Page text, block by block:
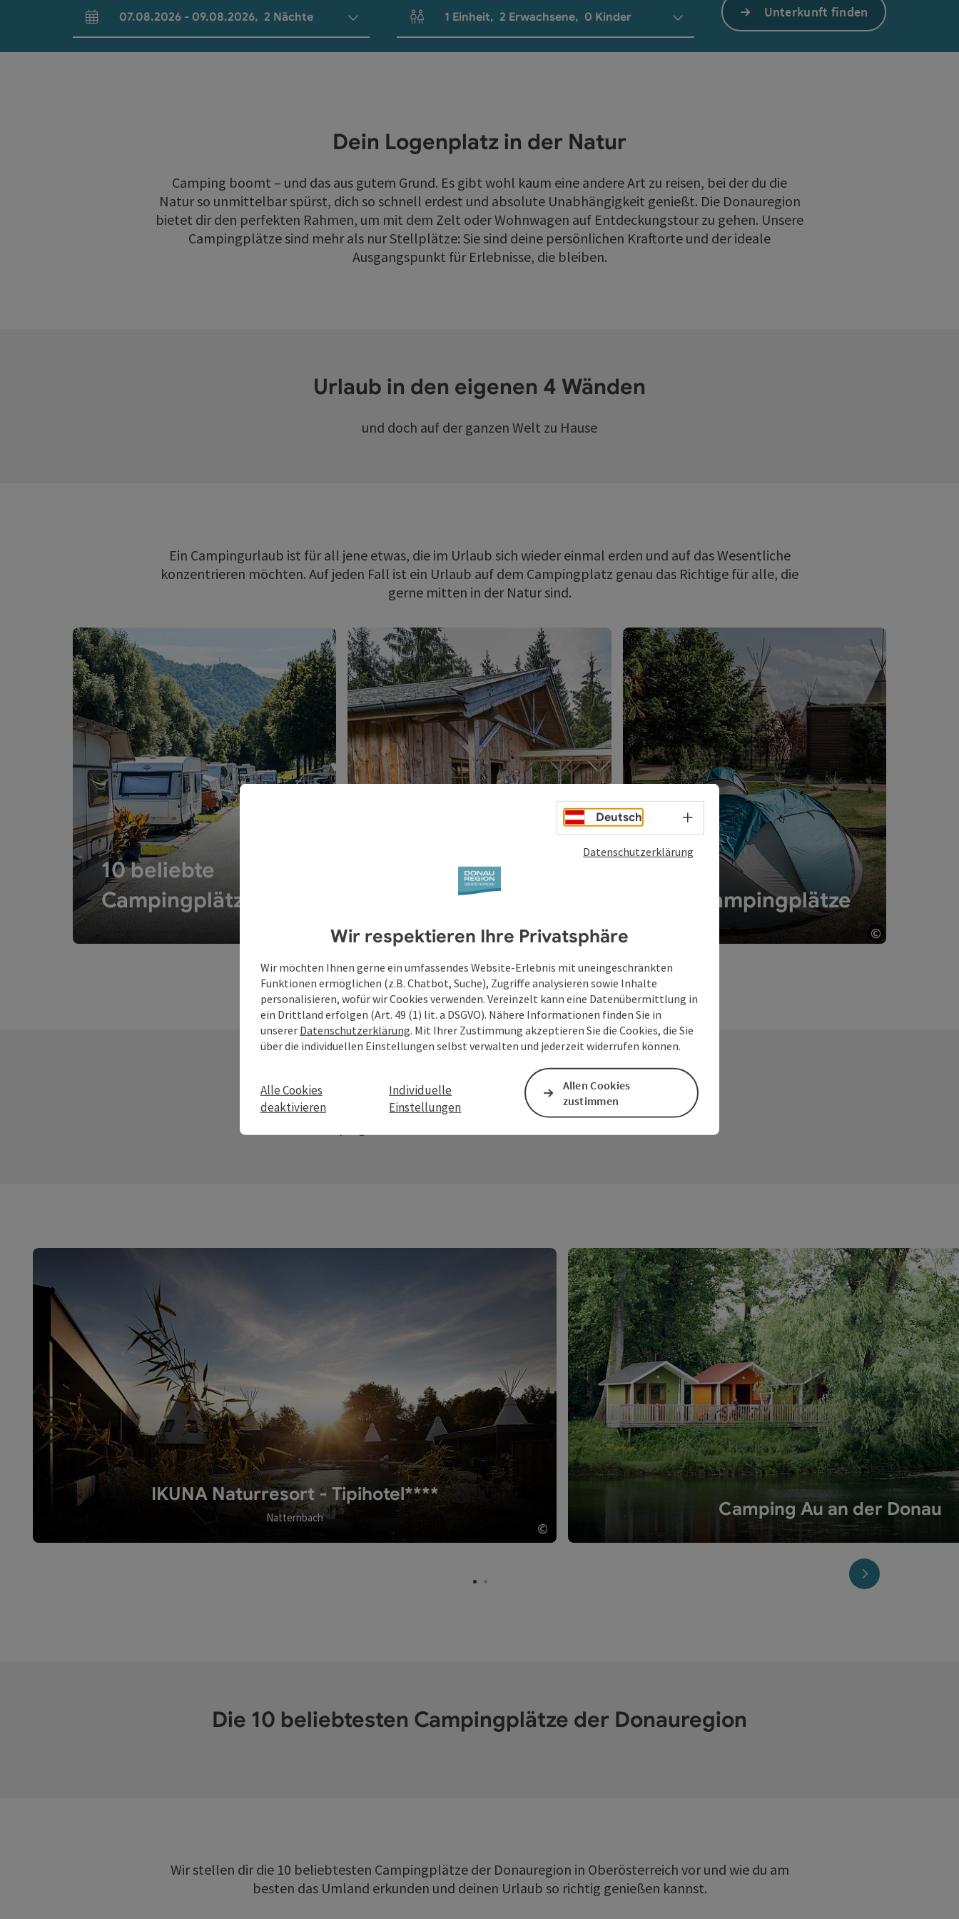
An- und Abreisefelder
07.08.2026 - 09.08.2026, 2 Nächte Einheitenanzahl und Personenfelder
1 Einheit, 2 Erwachsene, 0 Kinder Unterkunft finden
Dein Logenplatz in der Natur
Camping boomt – und das aus gutem Grund. Es gibt wohl kaum eine andere Art zu reisen, bei der du die
Natur so unmittelbar spürst, dich so schnell erdest und absolute Unabhängigkeit genießt. Die Donauregion
bietet dir den perfekten Rahmen, um mit dem Zelt oder Wohnwagen auf Entdeckungstour zu gehen. Unsere
Campingplätze sind mehr als nur Stellplätze: Sie sind deine persönlichen Kraftorte und der ideale
Ausgangspunkt für Erlebnisse, die bleiben.
Urlaub in den eigenen 4 Wänden
und doch auf der ganzen Welt zu Hause
Ein Campingurlaub ist für all jene etwas, die im Urlaub sich wieder einmal erden und auf das Wesentliche
konzentrieren möchten. Auf jeden Fall ist ein Urlaub auf dem Campingplatz genau das Richtige für alle, die
gerne mitten in der Natur sind.
©
Copyright öffnen
10 beliebte
Campingplätze
10 beliebte
Campingplätze
Zu den Top 10
©
Naturnahes
Wohnen
Naturnahes Wohnen
Zur Übersicht
Naturnahes Wohnen - Karte umdrehen
©
Alle Campingplätze
Alle Campingplätze
Alle Campingplätze
Glamping in der Donauregion
IKUNA Naturresort - Tipihotel****
Natternbach
©
Copyright öffnen
Camping Au an der Donau
nächstes Element
Die 10 beliebtesten Campingplätze der Donauregion
Wir stellen dir die 10 beliebtesten Campingplätze der Donauregion in Oberösterreich vor und wie du am
besten das Umland erkunden und deinen Urlaub so richtig genießen kannst.
Deutsch Sprachwahl - Menü öffnen
Datenschutzerklärung
Wir respektieren Ihre Privatsphäre
Wir möchten Ihnen gerne ein umfassendes Website-Erlebnis mit uneingeschränkten
Funktionen ermöglichen (z.B. Chatbot, Suche), Zugriffe analysieren sowie Inhalte
personalisieren, wofür wir Cookies verwenden. Vereinzelt kann eine Datenübermittlung in
ein Drittland erfolgen (Art. 49 (1) lit. a DSGVO). Nähere Informationen finden Sie in
unserer Datenschutzerklärung. Mit Ihrer Zustimmung akzeptieren Sie die Cookies, die Sie
über die individuellen Einstellungen selbst verwalten und jederzeit widerrufen können.
Alle Cookies
deaktivieren
Individuelle
Einstellungen
Allen Cookies
zustimmen